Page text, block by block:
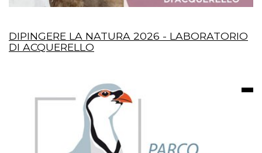
DIPINGERE LA NATURA 2026 - LABORATORIO
DI ACQUERELLO